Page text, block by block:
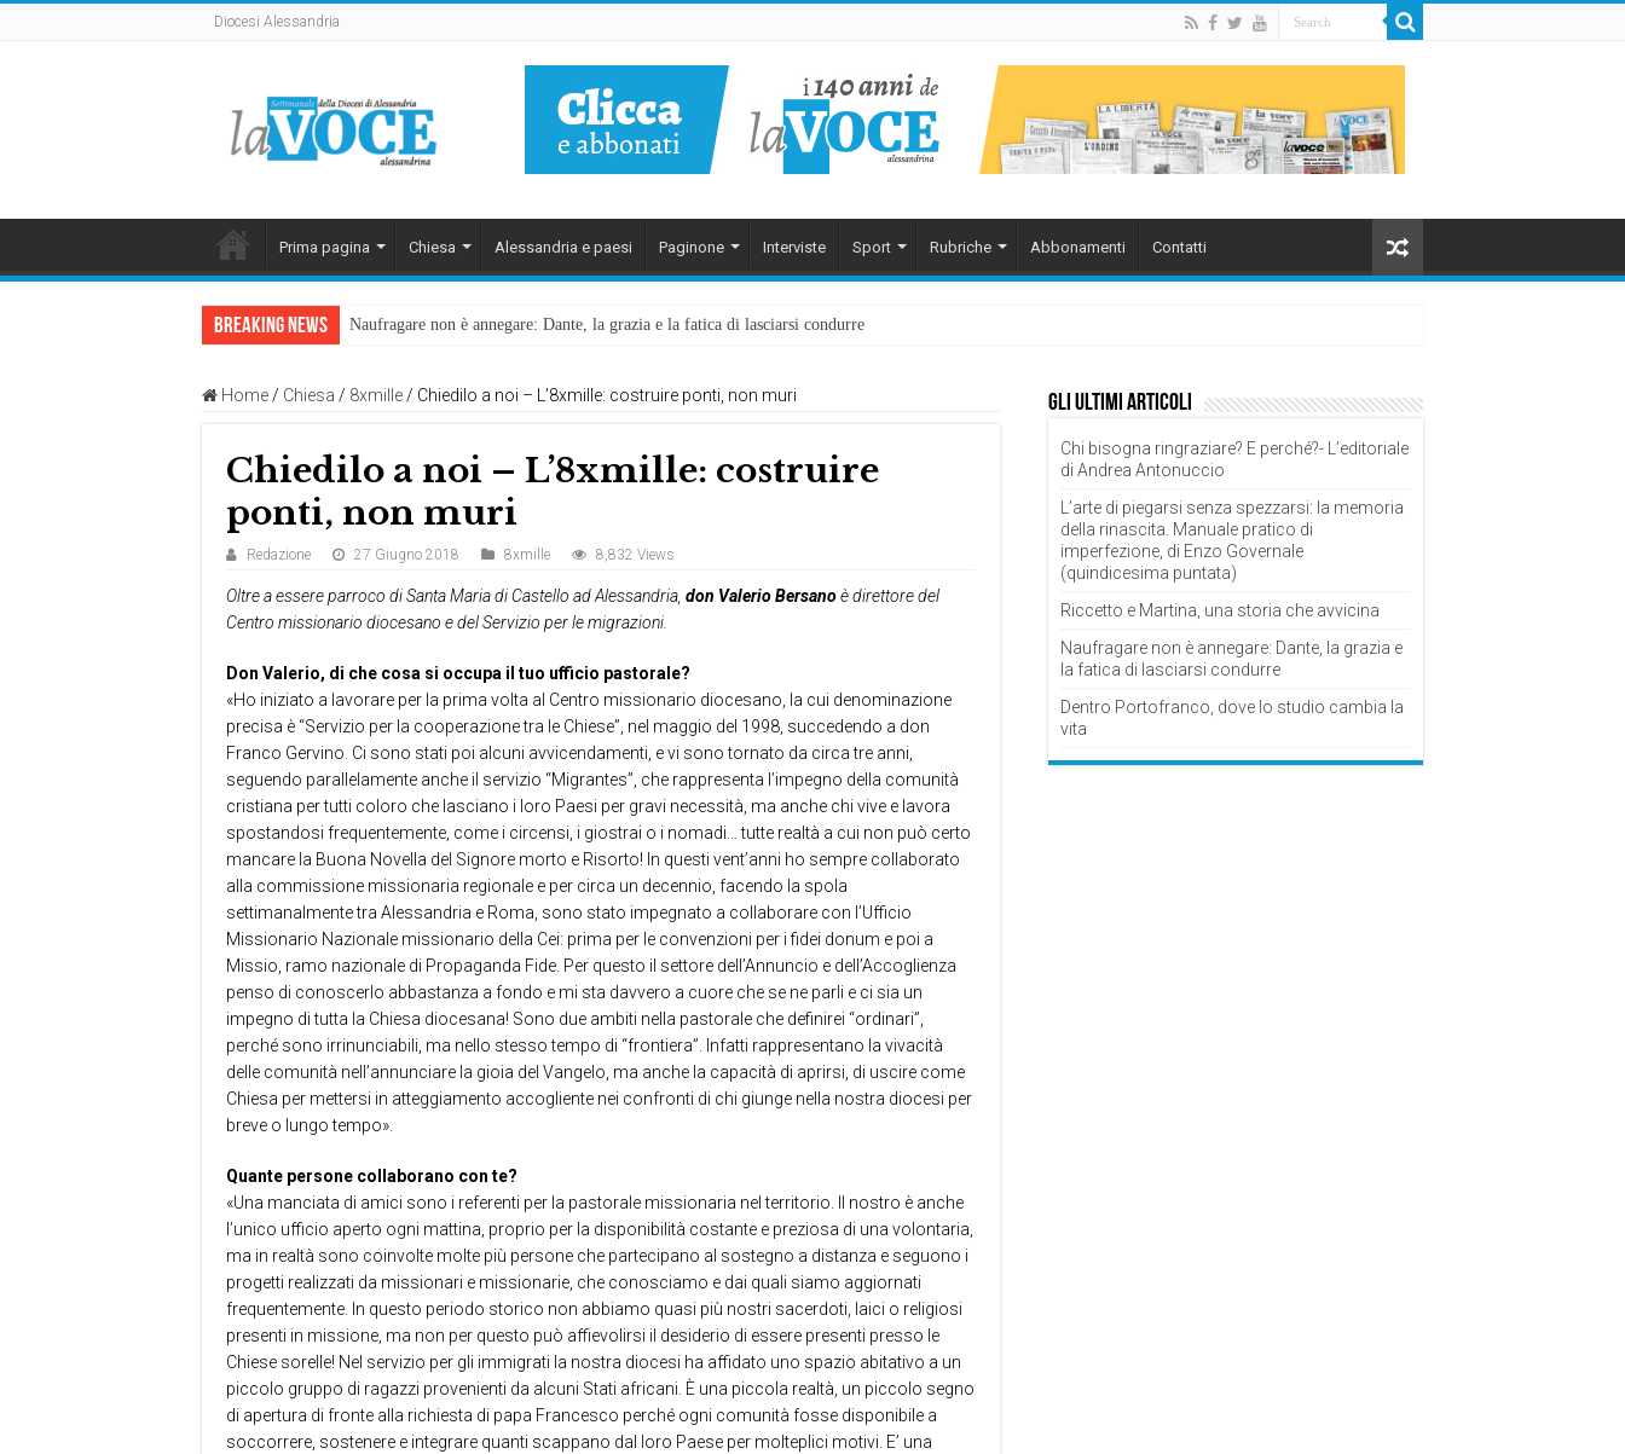
Diocesi Alessandria
Prima pagina Chiesa Alessandria e paesi Paginone Interviste Sport Rubriche Abbonamenti Contatti
Breaking News Naufragare non è annegare: Dante, la grazia e la fatica di lasciarsi condurre
Home / Chiesa / 8xmille / Chiedilo a noi – L’8xmille: costruire ponti, non muri
Chiedilo a noi – L’8xmille: costruire
ponti, non muri
Redazione 27 Giugno 2018 8xmille 8,832 Views
Oltre a essere parroco di Santa Maria di Castello ad Alessandria, don Valerio Bersanoè direttore del
Centro missionario diocesano e del Servizio per le migrazioni.
Don Valerio, di che cosa si occupa il tuo ufficio pastorale?
«Ho iniziato a lavorare per la prima volta al Centro missionario diocesano, la cui denominazione
precisa è “Servizio per la cooperazione tra le Chiese”, nel maggio del 1998, succedendo a don
Franco Gervino. Ci sono stati poi alcuni avvicendamenti, e vi sono tornato da circa tre anni,
seguendo parallelamente anche il servizio “Migrantes”, che rappresenta l’impegno della comunità
cristiana per tutti coloro che lasciano i loro Paesi per gravi necessità, ma anche chi vive e lavora
spostandosi frequentemente, come i circensi, i giostrai o i nomadi… tutte realtà a cui non può certo
mancare la Buona Novella del Signore morto e Risorto! In questi vent’anni ho sempre collaborato
alla commissione missionaria regionale e per circa un decennio, facendo la spola
settimanalmente tra Alessandria e Roma, sono stato impegnato a collaborare con l’Ufficio
Missionario Nazionale missionario della Cei: prima per le convenzioni per i fidei donum e poi a
Missio, ramo nazionale di Propaganda Fide. Per questo il settore dell’Annuncio e dell’Accoglienza
penso di conoscerlo abbastanza a fondo e mi sta davvero a cuore che se ne parli e ci sia un
impegno di tutta la Chiesa diocesana! Sono due ambiti nella pastorale che definirei “ordinari”,
perché sono irrinunciabili, ma nello stesso tempo di “frontiera”. Infatti rappresentano la vivacità
delle comunità nell’annunciare la gioia del Vangelo, ma anche la capacità di aprirsi, di uscire come
Chiesa per mettersi in atteggiamento accogliente nei confronti di chi giunge nella nostra diocesi per
breve o lungo tempo».
Quante persone collaborano con te?
«Una manciata di amici sono i referenti per la pastorale missionaria nel territorio. Il nostro è anche
l’unico ufficio aperto ogni mattina, proprio per la disponibilità costante e preziosa di una volontaria,
ma in realtà sono coinvolte molte più persone che partecipano al sostegno a distanza e seguono i
progetti realizzati da missionari e missionarie, che conosciamo e dai quali siamo aggiornati
frequentemente. In questo periodo storico non abbiamo quasi più nostri sacerdoti, laici o religiosi
presenti in missione, ma non per questo può affievolirsi il desiderio di essere presenti presso le
Chiese sorelle! Nel servizio per gli immigrati la nostra diocesi ha affidato uno spazio abitativo a un
piccolo gruppo di ragazzi provenienti da alcuni Stati africani. È una piccola realtà, un piccolo segno
di apertura di fronte alla richiesta di papa Francesco perché ogni comunità fosse disponibile a
soccorrere, sostenere e integrare quanti scappano dal loro Paese per molteplici motivi. E’ una
Gli ultimi articoli
Chi bisogna ringraziare? E perché?- L’editoriale
di Andrea Antonuccio
L’arte di piegarsi senza spezzarsi: la memoria
della rinascita. Manuale pratico di
imperfezione, di Enzo Governale
(quindicesima puntata)
Riccetto e Martina, una storia che avvicina
Naufragare non è annegare: Dante, la grazia e
la fatica di lasciarsi condurre
Dentro Portofranco, dove lo studio cambia la
vita